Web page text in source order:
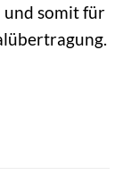
und somit für